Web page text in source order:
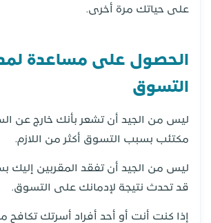
على حياتك مرة أخرى.
الحصول على مساعدة
التسوق
ليس من الجيد أن تشعر بأنك خارج عن
مكتئب بسبب التسوق أكثر من اللازم.
ليس من الجيد أن تفقد المقربين إليك
قد تحدث نتيجة لإدمانك على التسوق.
إذا كنت أنت أو أحد أفراد أسرتك تكافح